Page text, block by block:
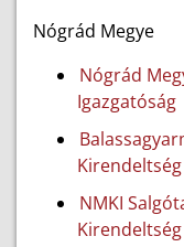
Nógrád Megye
Nógrád
Igazgatóság
Kirendeltség
NMKI
Kirendeltség